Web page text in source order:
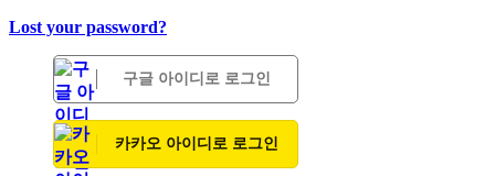
Lost your password?
구글 아이디로 로그인
카카오 아이디로 로그인